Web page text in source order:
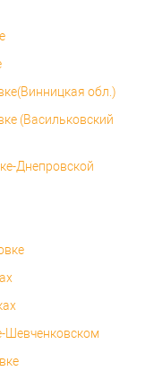
обл.)
(Васильковский
Днепровской
Шевченковском